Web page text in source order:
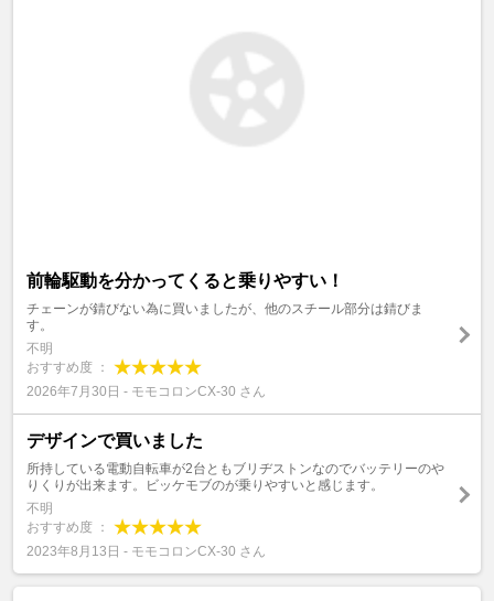
前輪駆動を分かってくると乗りやすい！
チェーンが錆びない為に買いましたが、他のスチール部分は錆びま
す。
不明
おすすめ度 ：
2026年7月30日 - モモコロンCX-30 さん
デザインで買いました
所持している電動自転車が2台ともブリヂストンなのでバッテリーのや
りくりが出来ます。ビッケモブのが乗りやすいと感じます。
不明
おすすめ度 ：
2023年8月13日 - モモコロンCX-30 さん